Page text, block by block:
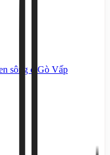
sông ở Gò Vấp